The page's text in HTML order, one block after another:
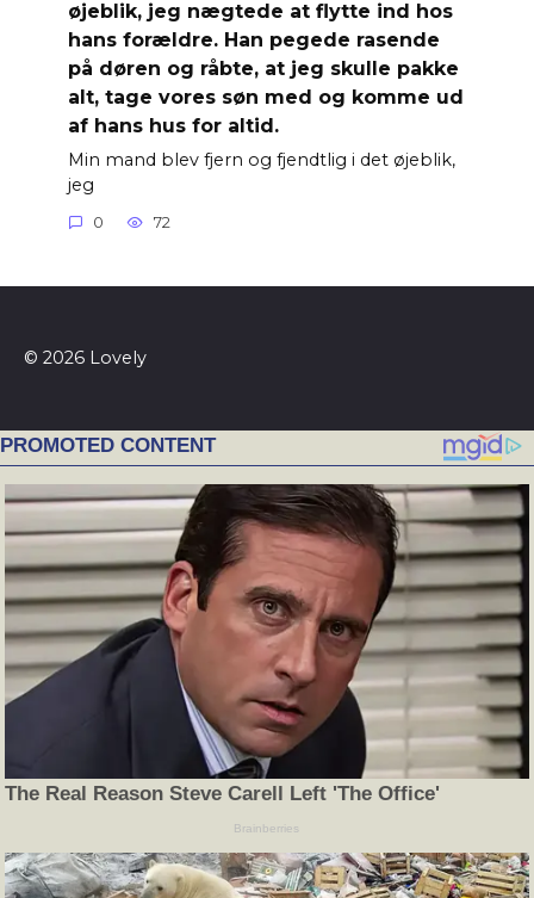
øjeblik, jeg nægtede at flytte ind hos
hans forældre. Han pegede rasende
på døren og råbte, at jeg skulle pakke
alt, tage vores søn med og komme ud
af hans hus for altid.
Min mand blev fjern og fjendtlig i det øjeblik,
jeg
0 72
© 2026 Lovely